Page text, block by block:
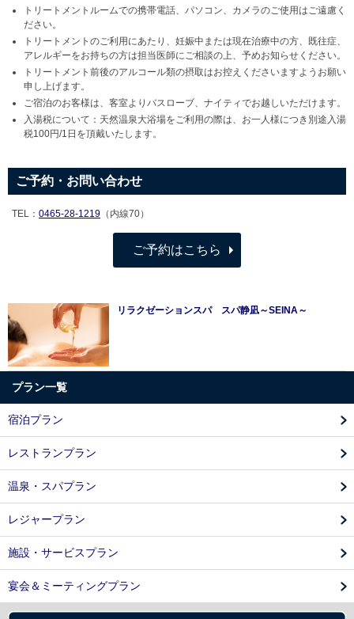
トリートメントルームでの携帯電話、パソコン、カメラのご使用はご遠慮く
ださい。
トリートメントのご利用にあたり、妊娠中または現在治療中の方、既往症、
アレルギーをお持ちの方は担当医師にご相談の上、予めお知らせください。
トリートメント前後のアルコール類の摂取はお控えくださいますようお願い
申し上げます。
ご宿泊のお客様は、客室よりバスローブ、ナイティでお越しいただけます。
入湯税について：天然温泉大浴場をご利用の際は、お一人様につき別途入湯
税100円/1日を頂戴いたします。
ご予約・お問い合わせ
TEL： 0465-28-1219 （内線70）
ご予約はこちら
リラクゼーションスパ スパ静凪～SEINA～
プラン一覧
宿泊プラン
レストランプラン
温泉・スパプラン
レジャープラン
施設・サービスプラン
宴会＆ミーティングプラン